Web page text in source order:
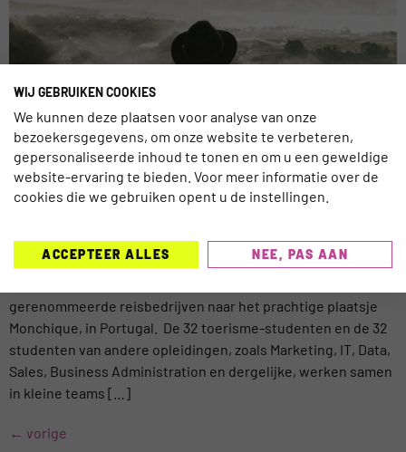
De Reiswerk Travel Challenge komt er weer aan. Van 28 mei
gerenommeerde reisbedrijven naar het prachtige plaatsje
Monchique, in Portugal. De 32 toerisme-studenten en de 32
studenten van andere opleidingen, zoals Marketing, IT, Data,
Sales, Business Administration en dergelijke, werken samen
in kleine teams […]
← vorige
WIJ GEBRUIKEN COOKIES
We kunnen deze plaatsen voor analyse van onze
bezoekersgegevens, om onze website te verbeteren,
gepersonaliseerde inhoud te tonen en om u een geweldige
website-ervaring te bieden. Voor meer informatie over de
cookies die we gebruiken opent u de instellingen.
ACCEPTEER ALLES NEE, PAS AAN